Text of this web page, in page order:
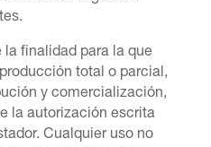
la finalidad para la que
total o parcial,
ón y comercialización,
la autorización escrita
Cualquier uso no